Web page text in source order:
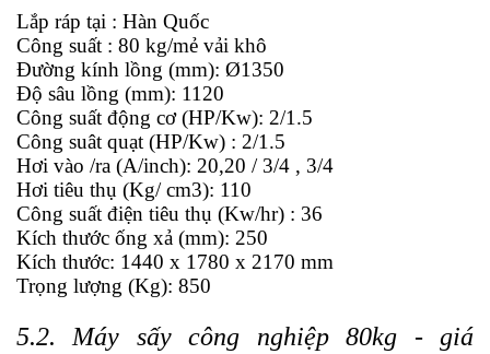
Lắp ráp tại : Hàn Quốc
Công suất : 80 kg/mẻ vải khô
Đường kính lồng (mm): Ø1350
Độ sâu lồng (mm): 1120
Công suất động cơ (HP/Kw): 2/1.5
Công suât quạt (HP/Kw) : 2/1.5
Hơi vào /ra (A/inch): 20,20 / 3/4 , 3/4
Hơi tiêu thụ (Kg/ cm3): 110
Công suất điện tiêu thụ (Kw/hr) : 36
Kích thước ống xả (mm): 250
Kích thước: 1440 x 1780 x 2170 mm
Trọng lượng (Kg): 850
5.2. Máy sấy công nghiệp 80kg - giá